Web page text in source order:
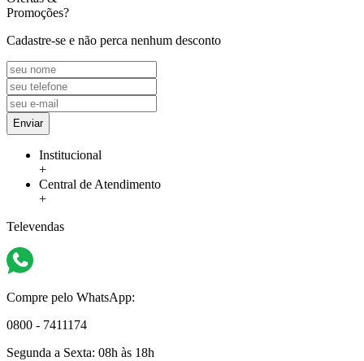
Promoções?
Cadastre-se e não perca nenhum desconto
Enviar
Institucional
+
Central de Atendimento
+
Televendas
Compre pelo WhatsApp:
0800 - 7411174
Segunda a Sexta: 08h às 18h